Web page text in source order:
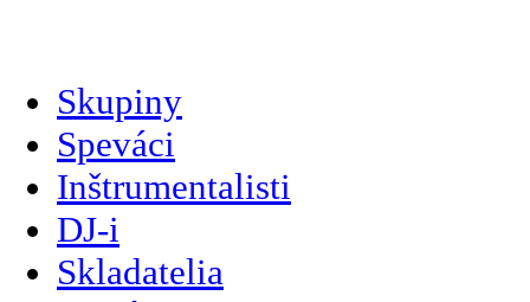
Skupiny
Speváci
Inštrumentalisti
DJ-i
Skladatelia